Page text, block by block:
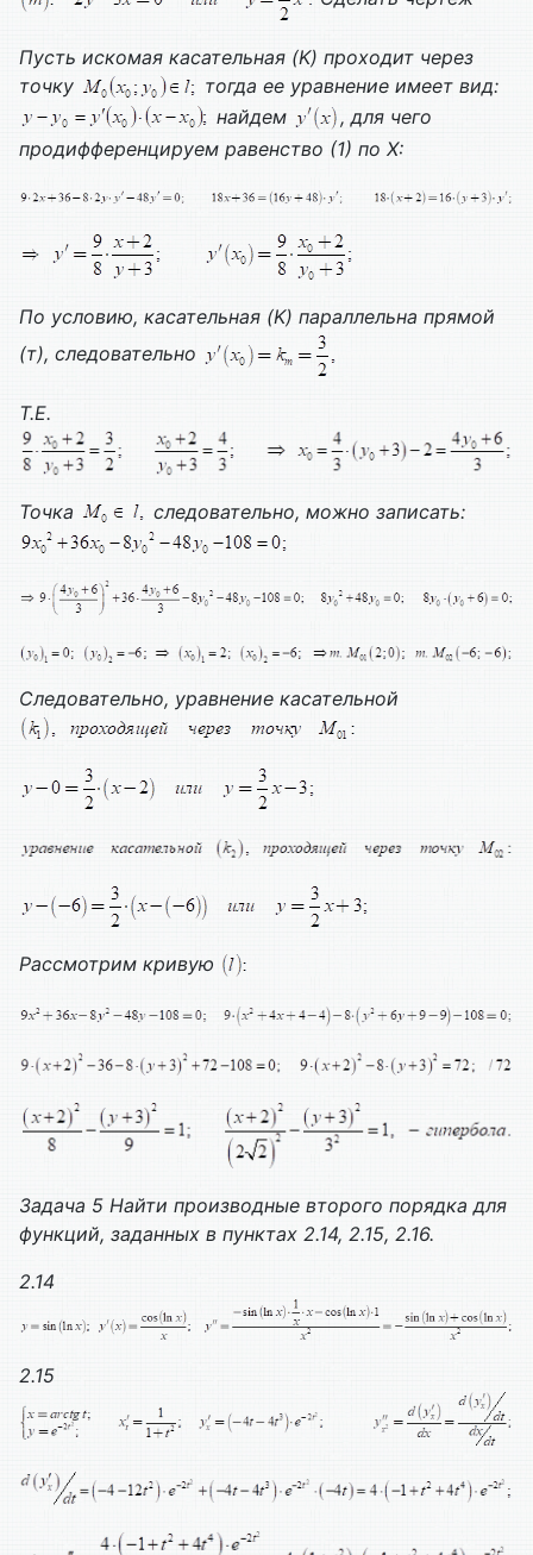
Пусть искомая касательная (K) проходит через
точку
тогда ее уравнение имеет вид:
найдем
, для чего
продифференцируем равенство (1) по X:
По условию, касательная (K) параллельна прямой
(т), следовательно
Т.E.
Точка следовательно, можно записать:
Следовательно, уравнение касательной
Рассмотрим кривую
Задача 5 Найти производные второго порядка для
функций, заданных в пунктах 2.14, 2.15, 2.16.
2.14
2.15